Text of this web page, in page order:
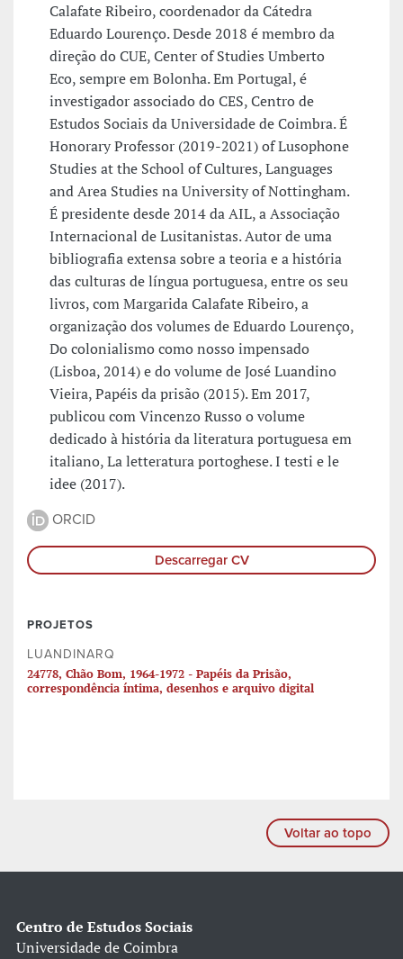
Calafate Ribeiro, coordenador da Cátedra
Eduardo Lourenço. Desde 2018 é membro da
direção do CUE, Center of Studies Umberto
Eco, sempre em Bolonha. Em Portugal, é
investigador associado do CES, Centro de
Estudos Sociais da Universidade de Coimbra. É
Honorary Professor (2019-2021) of Lusophone
Studies at the School of Cultures, Languages
and Area Studies na University of Nottingham.
É presidente desde 2014 da AIL, a Associação
Internacional de Lusitanistas. Autor de uma
bibliografia extensa sobre a teoria e a história
das culturas de língua portuguesa, entre os seu
livros, com Margarida Calafate Ribeiro, a
organização dos volumes de Eduardo Lourenço,
Do colonialismo como nosso impensado
(Lisboa, 2014) e do volume de José Luandino
Vieira, Papéis da prisão (2015). Em 2017,
publicou com Vincenzo Russo o volume
dedicado à história da literatura portuguesa em
italiano, La letteratura portoghese. I testi e le
idee (2017).
ORCID
Descarregar CV
PROJETOS
LUANDINARQ
24778, Chão Bom, 1964-1972 - Papéis da Prisão,
correspondência íntima, desenhos e arquivo digital
Voltar ao topo
Centro de Estudos Sociais
Universidade de Coimbra